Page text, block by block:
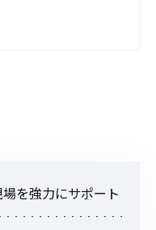
を強力にサポート